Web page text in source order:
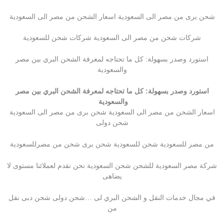
شحن برى من مصر الى السعودية اسعار الشحن من مصر الى السعودية
شركات شحن من مصر الى السعودية شركات شحن للسعودية
استورد وصدر بسهولة: كل ما تحتاجه لمعرفة الشحن البري بين مصر
والسعودية
استورد وصدر بسهولة: كل ما تحتاجه لمعرفة الشحن البري بين مصر
والسعودية
اسعار الشحن من مصر الى السعودية شحن برى من مصر الى السعودية
شحن دولى
من مصر للسعودية شحن للسعودية شحن برى شحن من مصرللسعودية
شركة مصر السعودية للشحن شحن السعودية نحن نقدم لعملائنا مستوى لا
يضاهى
في مجال خدمات النقل و الشحن البري لى …شحن دولى شحن دبى نقل
من